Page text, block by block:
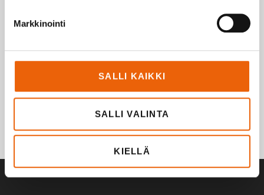
Markkinointi
SALLI KAIKKI
SALLI VALINTA
KIELLÄ